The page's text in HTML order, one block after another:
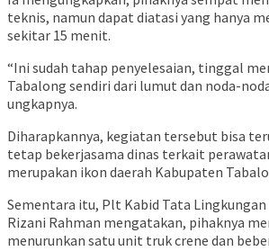
teknis, namun dapat diatasi yang hanya
sekitar 15 menit.
“Ini sudah tahap penyelesaian, tinggal
Tabalong sendiri dari lumut dan noda-
ungkapnya.
Diharapkannya, kegiatan tersebut bisa
tetap bekerjasama dinas terkait
merupakan ikon daerah Kabupaten
Sementara itu, Plt Kabid Tata Lingkungan
Rizani Rahman mengatakan, pihaknya
menurunkan satu unit truk crene dan